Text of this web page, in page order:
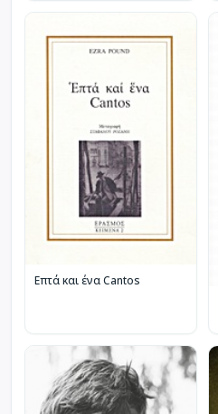
Επτά και ένα Cantos